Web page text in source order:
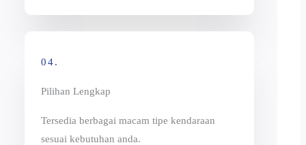
04.
Pilihan Lengkap
Tersedia berbagai macam tipe kendaraan
sesuai kebutuhan anda.